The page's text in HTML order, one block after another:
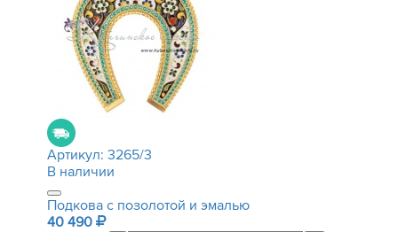
Артикул: 3265/3
В наличии
Подкова с позолотой и эмалью
40 490